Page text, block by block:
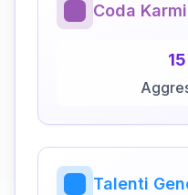
Coda
15
Talenti